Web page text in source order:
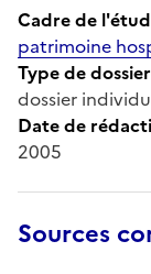
Cadre de
patrimoine
Type de dossier
dossier
Date de
2005
Sources